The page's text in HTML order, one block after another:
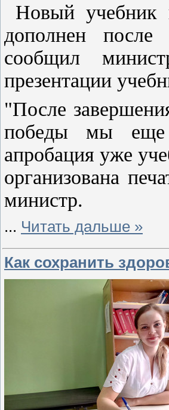
Новый учебник
дополнен после
сообщил
презентации
"После
победы мы еще
апробация уже
организована
министр.
... Читать дальше »
Как сохранить